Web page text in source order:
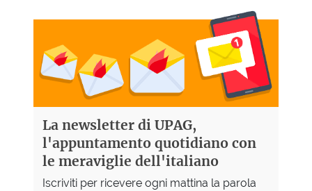
La newsletter di UPAG,
l'appuntamento quotidiano con
le meraviglie dell'italiano
Iscriviti per ricevere ogni mattina la parola